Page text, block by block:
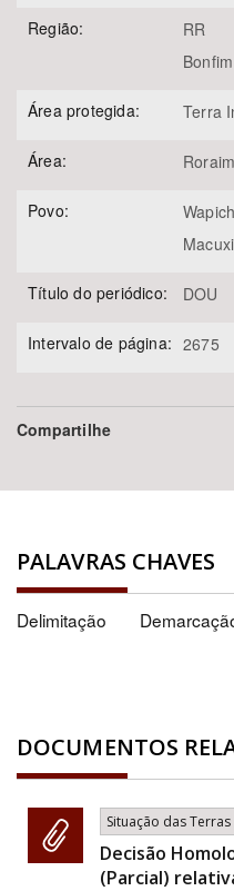
Região:
RR
Bonfim
Área protegida: Terra
Área:
Povo:
Macuxi
Título do periódico: DOU
Intervalo de página: 2675
Compartilhe
PALAVRAS CHAVES
Delimitação
DOCUMENTOS
Situação das Terras
Decisão
(Parcial)